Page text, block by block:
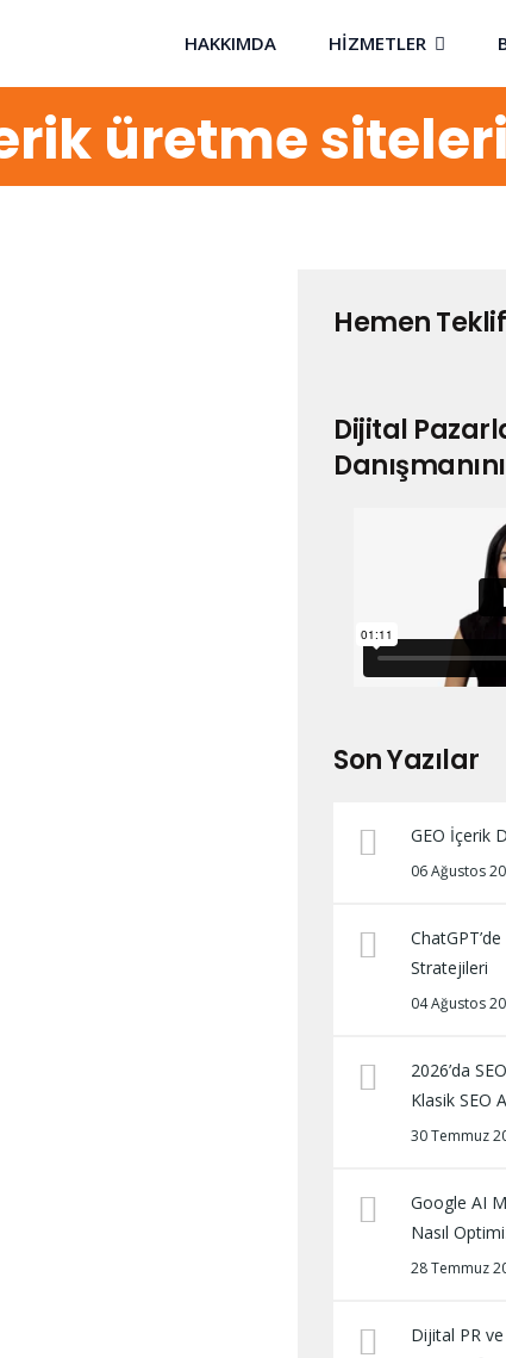
HAKKIMDA HİZMETLER
üretme siteleri
Hemen
Dijital
Son Yazılar
GEO İçerik
06 Ağustos
Stratejileri
04 Ağustos
2026’da
Klasik SEO
30 Temmuz
Google AI
Nasıl
28 Temmuz
Dijital PR